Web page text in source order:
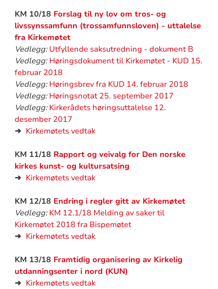
KM 10/18 Forslag til ny lov om tros- og
livssynssamfunn (trossamfunnsloven) - uttalelse
fra Kirkemøtet
Vedlegg: Utfyllende saksutredning - dokument B
Vedlegg: Høringsdokument til Kirkemøtet - KUD 15.
februar 2018
Vedlegg: Høringsbrev fra KUD 14. februar 2018
Vedlegg: Høringsnotat 25. september 2017
Vedlegg: Kirkerådets høringsuttalelse 12.
desember 2017
➜ Kirkemøtets vedtak
KM 11/18 Rapport og veivalg for Den norske
kirkes kunst- og kultursatsing
➜ Kirkemøtets vedtak
KM 12/18 Endring i regler gitt av Kirkemøtet
Vedlegg: KM 12.1/18 Melding av saker til
Kirkemøtet 2018 fra Bispemøtet
➜ Kirkemøtets vedtak
KM 13/18 Framtidig organisering av Kirkelig
utdanningsenter i nord (KUN)
➜ Kirkemøtets vedtak